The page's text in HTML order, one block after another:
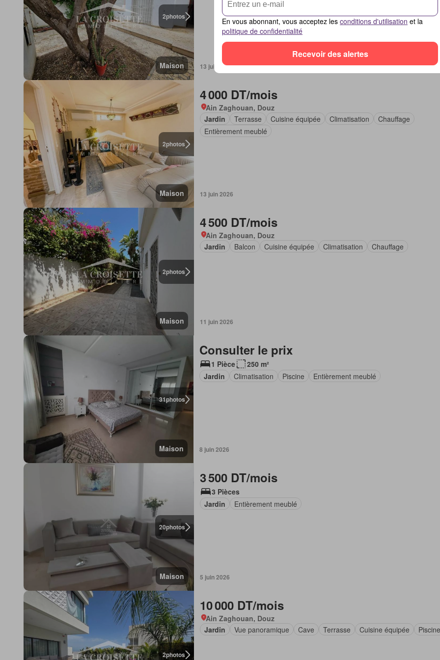
2photos
Maison 13 juin 2026
2photos
Maison
4 000 DT/mois
Ain Zaghouan, Douz
Jardin
Terrasse Cuisine équipée Climatisation
Chauffage
Entièrement meublé
13 juin 2026
2photos
Maison
4 500 DT/mois
Ain Zaghouan, Douz
Jardin
Balcon Cuisine équipée Climatisation Chauffage
11 juin 2026
31photos
Maison
Consulter le prix
1 Pièce
250 m²
Jardin
Climatisation Piscine Entièrement meublé
8 juin 2026
20photos
Maison
3 500 DT/mois
3 Pièces
Jardin
Entièrement meublé
5 juin 2026
2photos
10 000 DT/mois
Ain Zaghouan, Douz
Jardin
Vue panoramique Cave Terrasse Cuisine équipée Piscine
En vous abonnant, vous acceptez les conditions d'utilisation et la
politique de confidentialité
Recevoir des alertes